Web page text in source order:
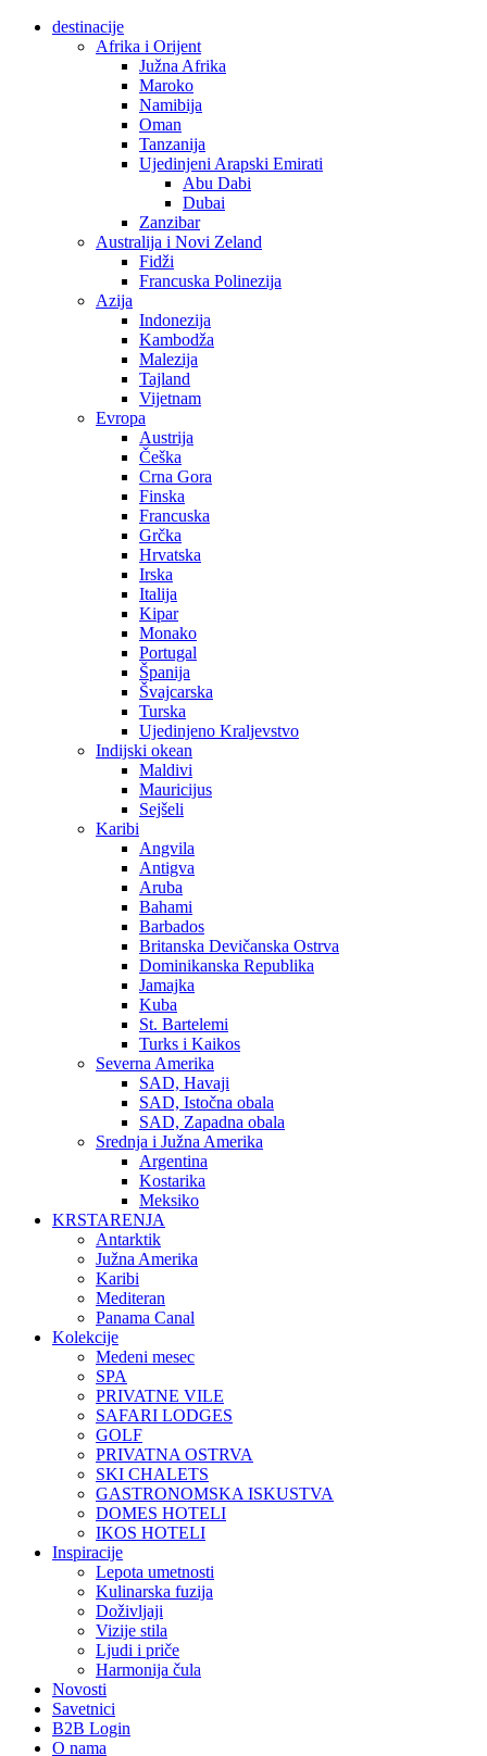
destinacije
Afrika i Orijent
Južna Afrika
Maroko
Namibija
Oman
Tanzanija
Ujedinjeni Arapski Emirati
Abu Dabi
Dubai
Zanzibar
Australija i Novi Zeland
Fidži
Francuska Polinezija
Azija
Indonezija
Kambodža
Malezija
Tajland
Vijetnam
Evropa
Austrija
Češka
Crna Gora
Finska
Francuska
Grčka
Hrvatska
Irska
Italija
Kipar
Monako
Portugal
Španija
Švajcarska
Turska
Ujedinjeno Kraljevstvo
Indijski okean
Maldivi
Mauricijus
Sejšeli
Karibi
Angvila
Antigva
Aruba
Bahami
Barbados
Britanska Devičanska Ostrva
Dominikanska Republika
Jamajka
Kuba
St. Bartelemi
Turks i Kaikos
Severna Amerika
SAD, Havaji
SAD, Istočna obala
SAD, Zapadna obala
Srednja i Južna Amerika
Argentina
Kostarika
Meksiko
KRSTARENJA
Antarktik
Južna Amerika
Karibi
Mediteran
Panama Canal
Kolekcije
Medeni mesec
SPA
PRIVATNE VILE
SAFARI LODGES
GOLF
PRIVATNA OSTRVA
SKI CHALETS
GASTRONOMSKA ISKUSTVA
DOMES HOTELI
IKOS HOTELI
Inspiracije
Lepota umetnosti
Kulinarska fuzija
Doživljaji
Vizije stila
Ljudi i priče
Harmonija čula
Novosti
Savetnici
B2B Login
O nama